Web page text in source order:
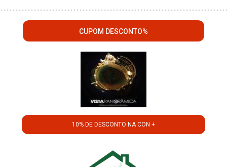
CUPOM DESCONTO%
10% DE DESCONTO NA CON +